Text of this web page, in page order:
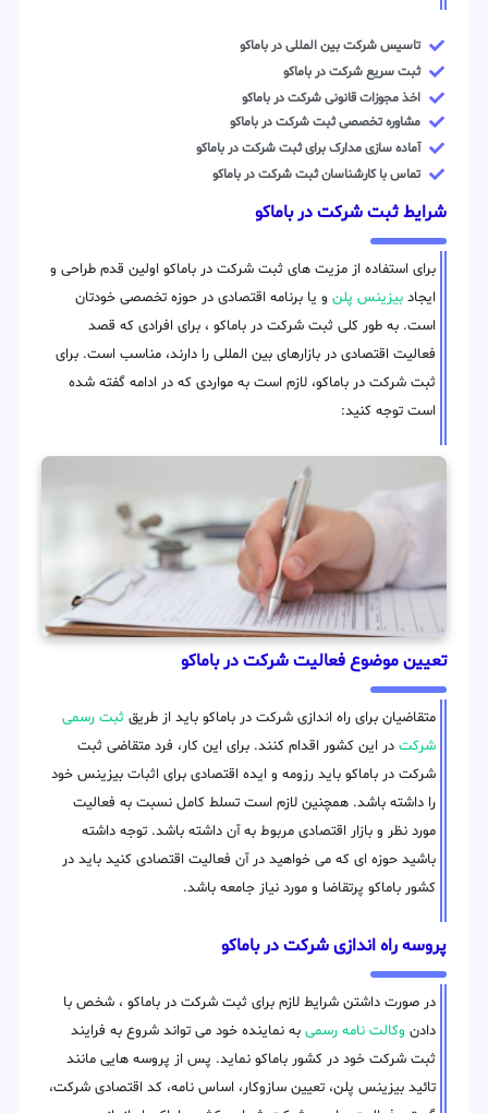
تاسیس شرکت بین المللی در باماکو
ثبت سریع شرکت در باماکو
اخذ مجوزات قانونی شرکت در باماکو
مشاوره تخصصی ثبت شرکت در باماکو
آماده سازی مدارک برای ثبت شرکت در باماکو
تماس با کارشناسان ثبت شرکت در باماکو
شرایط ثبت شرکت در باماکو
برای استفاده از مزیت های ثبت شرکت در باماکو اولین قدم طراحی و
ایجاد بیزینس پلن و یا برنامه اقتصادی در حوزه تخصصی خودتان
است. به طور کلی ثبت شرکت در باماکو ، برای افرادی که قصد
فعالیت اقتصادی در بازارهای بین المللی را دارند، مناسب است. برای
ثبت شرکت در باماکو، لازم است به مواردی که در ادامه گفته شده
است توجه کنید:
تعیین موضوع فعالیت شرکت در باماکو
متقاضیان برای راه اندازی شرکت در باماکو باید از طریق ثبت رسمی
شرکت در این کشور اقدام کنند. برای این کار، فرد متقاضی ثبت
شرکت در باماکو باید رزومه و ایده اقتصادی برای اثبات بیزینس خود
را داشته باشد. همچنین لازم است تسلط کامل نسبت به فعالیت
مورد نظر و بازار اقتصادی مربوط به آن داشته باشد. توجه داشته
باشید حوزه ای که می خواهید در آن فعالیت اقتصادی کنید باید در
کشور باماکو پرتقاضا و مورد نیاز جامعه باشد.
پروسه راه اندازی شرکت در باماکو
در صورت داشتن شرایط لازم برای ثبت شرکت در باماکو ، شخص با
دادن وکالت نامه رسمی به نماینده خود می تواند شروع به فرایند
ثبت شرکت خود در کشور باماکو نماید. پس از پروسه هایی مانند
تائید بیزینس پلن، تعیین سازوکار، اساس نامه، کد اقتصادی شرکت،